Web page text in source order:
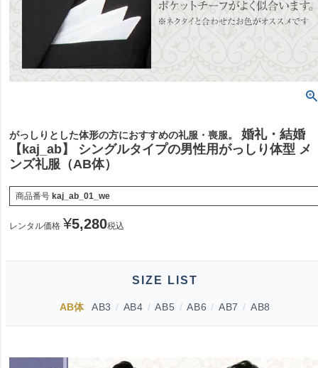
がっしりとした体形の方におすすめの礼服・喪服。
婚礼・結婚
【kaj_ab】 シングルタイプの男性用がっしり体型 メ
ンズ礼服（AB体）
商品番号 kaj_ab_01_we
レンタル価格 ¥5,280税込
SIZE LIST
AB体 AB3 / AB4 / AB5 / AB6 / AB7 / AB8